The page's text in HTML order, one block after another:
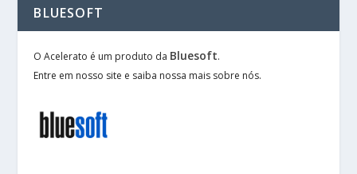
BLUESOFT
O Acelerato é um produto da Bluesoft.
Entre em nosso site e saiba nossa mais sobre nós.